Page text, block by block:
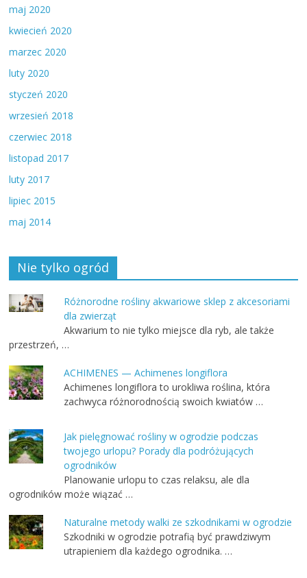
maj 2020
kwiecień 2020
marzec 2020
luty 2020
styczeń 2020
wrzesień 2018
czerwiec 2018
listopad 2017
luty 2017
lipiec 2015
maj 2014
Nie tylko ogród
Różnorodne rośliny akwariowe sklep z akcesoriami
dla zwierząt
Akwarium to nie tylko miejsce dla ryb, ale także
przestrzeń, …
ACHIMENES — Achimenes longiflora
Achimenes longiflora to urokliwa roślina, która
zachwyca różnorodnością swoich kwiatów …
Jak pielęgnować rośliny w ogrodzie podczas
twojego urlopu? Porady dla podróżujących
ogrodników
Planowanie urlopu to czas relaksu, ale dla
ogrodników może wiązać …
Naturalne metody walki ze szkodnikami w ogrodzie
Szkodniki w ogrodzie potrafią być prawdziwym
utrapieniem dla każdego ogrodnika. …